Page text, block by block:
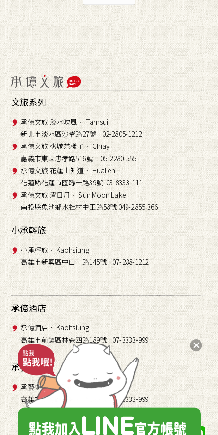
文旅系列
承億文旅 淡水吹風． Tamsui
新北市淡水區沙崙路27號 02-2805-1212
承億文旅 桃城茶樣子． Chiayi
嘉義市東區忠孝路516號 05-2280-555
承億文旅 花蓮山知道． Hualien
花蓮縣花蓮市國聯一路39號 03-8333-111
承億文旅 潭日月． Sun Moon Lake
南投縣魚池鄉水社村中正路58號 049-2855-366
小承輕旅
小承輕旅． Kaohsiung
高雄市新興區中山一路145號 07-288-1212
承億酒店
承億酒店． Kaohsiung
高雄市前鎮區林森四路189號 07-3333-999
承藝術
承藝術． TAI Gallery
高雄市前鎮區林森四路189號 07-3333-999